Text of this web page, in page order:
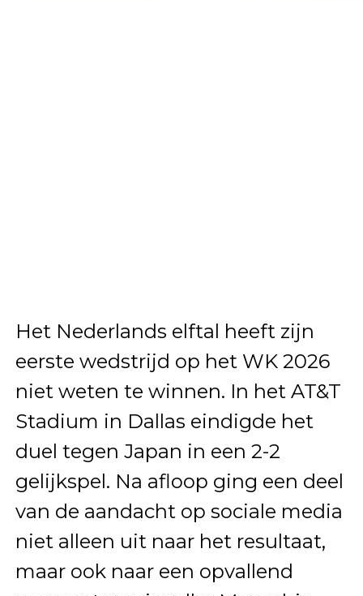
Het Nederlands elftal heeft zijn
eerste wedstrijd op het WK 2026
niet weten te winnen. In het AT&T
Stadium in Dallas eindigde het
duel tegen Japan in een 2-2
gelijkspel. Na afloop ging een deel
van de aandacht op sociale media
niet alleen uit naar het resultaat,
maar ook naar een opvallend